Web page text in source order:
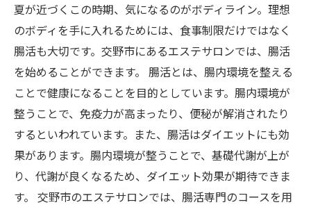
夏が近づくこの時期、気になるのがボディライン。理想
のボディを手に入れるためには、食事制限だけではなく
腸活も大切です。交野市にあるエステサロンでは、腸活
を始めることができます。 腸活とは、腸内環境を整える
ことで健康になることを目的としています。腸内環境が
整うことで、免疫力が高まったり、便秘が解消されたり
するといわれています。また、腸活はダイエットにも効
果があります。腸内環境が整うことで、基礎代謝が上が
り、代謝が良くなるため、ダイエット効果が期待できま
す。 交野市のエステサロンでは、腸活専門のコースを用